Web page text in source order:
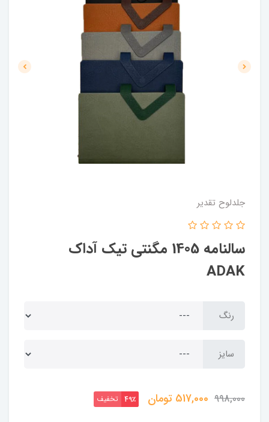
جلدلوح تقدیر
سالنامه 1405 مگنتی تیک آداک
ADAK
رنگ
سایز
998,000
517,000 تومان 49٪ تخفیف